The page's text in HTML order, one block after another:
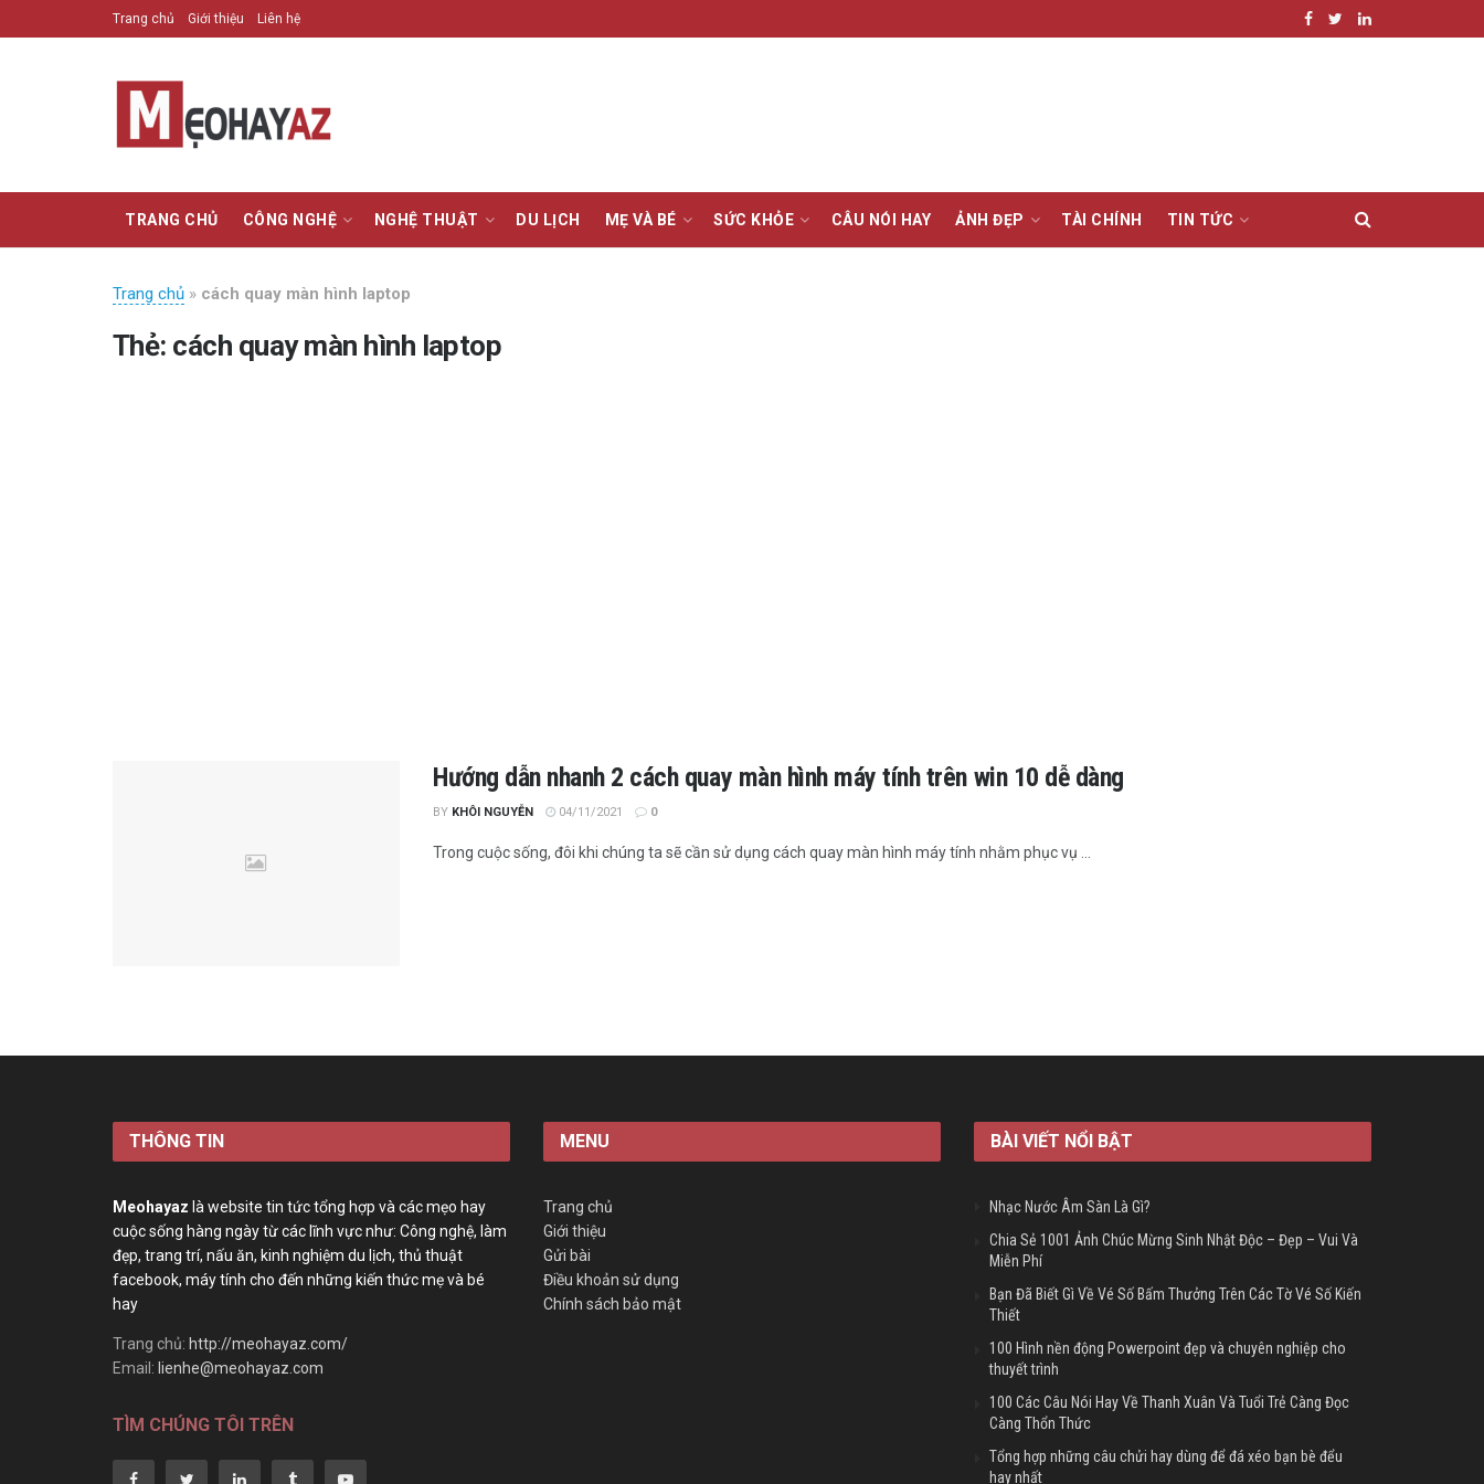
Trang chủ Giới thiệu Liên hệ
TRANG CHỦ CÔNG NGHỆ NGHỆ THUẬT DU LỊCH MẸ VÀ BÉ SỨC KHỎE CÂU NÓI HAY ẢNH ĐẸP TÀI CHÍNH TIN TỨC
Trang chủ » cách quay màn hình laptop
Thẻ: cách quay màn hình laptop
Hướng dẫn nhanh 2 cách quay màn hình máy tính trên win 10 dễ dàng
BY KHÔI NGUYỄN 04/11/2021 0
Trong cuộc sống, đôi khi chúng ta sẽ cần sử dụng cách quay màn hình máy tính nhằm phục vụ ...
THÔNG TIN
Meohayaz là website tin tức tổng hợp và các mẹo hay
cuộc sống hàng ngày từ các lĩnh vực như: Công nghệ, làm
đẹp, trang trí, nấu ăn, kinh nghiệm du lịch, thủ thuật
facebook, máy tính cho đến những kiến thức mẹ và bé
hay
Trang chủ: http://meohayaz.com/
Email: lienhe@meohayaz.com
TÌM CHÚNG TÔI TRÊN
MENU
Trang chủ
Giới thiệu
Gửi bài
Điều khoản sử dụng
Chính sách bảo mật
BÀI VIẾT NỔI BẬT
Nhạc Nước Âm Sàn Là Gì?
Chia Sẻ 1001 Ảnh Chúc Mừng Sinh Nhật Độc – Đẹp – Vui Và
Miễn Phí
Bạn Đã Biết Gì Về Vé Số Bấm Thưởng Trên Các Tờ Vé Số Kiến
Thiết
100 Hình nền động Powerpoint đẹp và chuyên nghiệp cho
thuyết trình
100 Các Câu Nói Hay Về Thanh Xuân Và Tuổi Trẻ Càng Đọc
Càng Thổn Thức
Tổng hợp những câu chửi hay dùng để đá xéo bạn bè đểu
hay nhất